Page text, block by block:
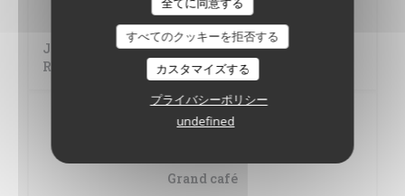
すべてのクッキーを拒否する
カスタマイズする
プライバシーポリシー
undefined
5,00 EUR
Jack Daniel's, Belvedere, Tanqueray, Pampero,
Rhum Arrangé
Boissons chaudes
Grand café